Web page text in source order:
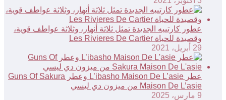
عطور كارتييه الجديدة تمثل ثلاثة أنهار، وثلاثة عواطف قوية،
وقصيدة للحياة Les Rivieres De Cartier
29 أبريل، 2021
عطر L’ibasho Maison De L’asie وعطر Guns Of Sakura
Maison De L’asie من ميزون دي ليسي
9 مارس، 2025